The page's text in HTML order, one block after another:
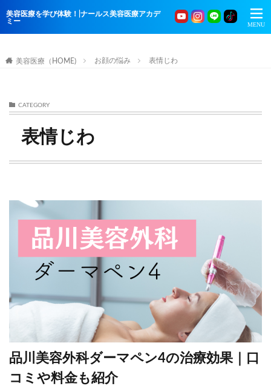
美容医療を学び体験！|ナールス美容医療アカデ
ミー
美容医療（HOME) お顔の悩み 表情じわ
CATEGORY
表情じわ
品川美容外科ダーマペン4の治療効果｜口
コミや料金も紹介